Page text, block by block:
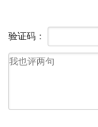
验证码：